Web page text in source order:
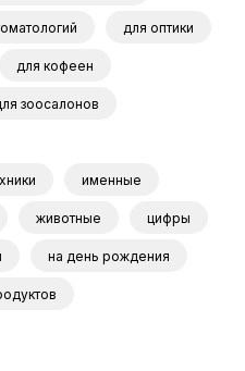
для оптики
для кофеен
зоосалонов
именные
животные цифры
на день рождения